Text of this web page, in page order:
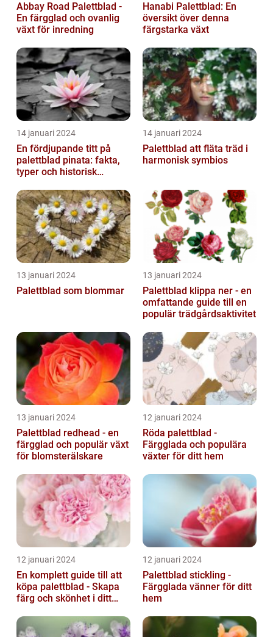
Abbay Road Palettblad -
En färgglad och ovanlig
växt för inredning
Hanabi Palettblad: En
översikt över denna
färgstarka växt
14 januari 2024
En fördjupande titt på
palettblad pinata: fakta,
typer och historisk
14 januari 2024
Palettblad att fläta träd i
harmonisk symbios
13 januari 2024
Palettblad som blommar
13 januari 2024
Palettblad klippa ner - en
omfattande guide till en
populär trädgårdsaktivitet
13 januari 2024
Palettblad redhead - en
färgglad och populär växt
för blomsterälskare
12 januari 2024
Röda palettblad -
Färgglada och populära
växter för ditt hem
12 januari 2024
En komplett guide till att
köpa palettblad - Skapa
färg och skönhet i ditt
12 januari 2024
Palettblad stickling -
Färgglada vänner för ditt
hem